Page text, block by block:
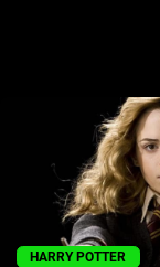
Seriály
Hry
HARRY POTTER